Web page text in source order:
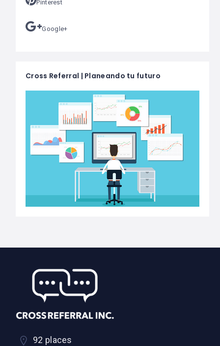
Pinterest
Google+
Cross Referral | Planeando tu futuro
92 places